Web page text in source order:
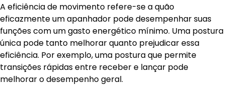
A eficiência de movimento refere-se a quão
eficazmente um apanhador pode desempenhar suas
funções com um gasto energético mínimo. Uma postura
única pode tanto melhorar quanto prejudicar essa
eficiência. Por exemplo, uma postura que permite
transições rápidas entre receber e lançar pode
melhorar o desempenho geral.